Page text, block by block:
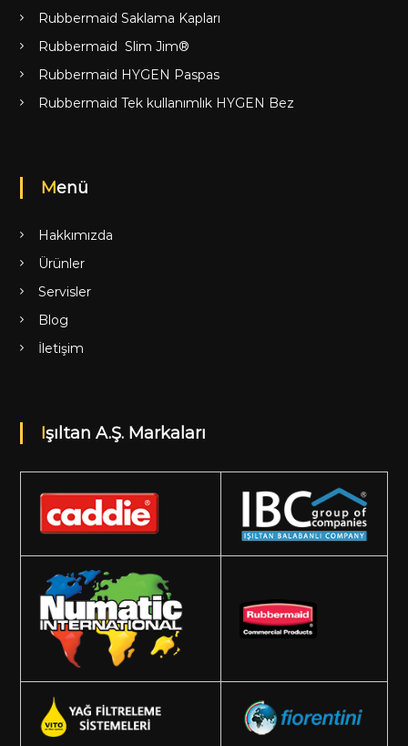
Rubbermaid Saklama Kapları
Rubbermaid Slim Jim®
Rubbermaid HYGEN Paspas
Rubbermaid Tek kullanımlık HYGEN Bez
Menü
Hakkımızda
Ürünler
Servisler
Blog
İletişim
Işıltan A.Ş. Markaları